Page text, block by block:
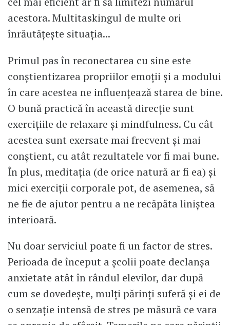
acestora. Multitaskingul de multe ori
înrăutățește situația...
Primul pas în reconectarea cu sine este
conștientizarea propriilor emoții și a modului
în care acestea ne influențează starea de bine.
O bună practică în această direcție sunt
exercițiile de relaxare și mindfulness. Cu cât
acestea sunt exersate mai frecvent și mai
conștient, cu atât rezultatele vor fi mai bune.
În plus, meditația (de orice natură ar fi ea) și
mici exerciții corporale pot, de asemenea, să
ne fie de ajutor pentru a ne recăpăta liniștea
interioară.
Nu doar serviciul poate fi un factor de stres.
Perioada de început a școlii poate declanșa
anxietate atât în rândul elevilor, dar după
cum se dovedește, mulți părinți suferă și ei de
o senzație intensă de stres pe măsură ce vara